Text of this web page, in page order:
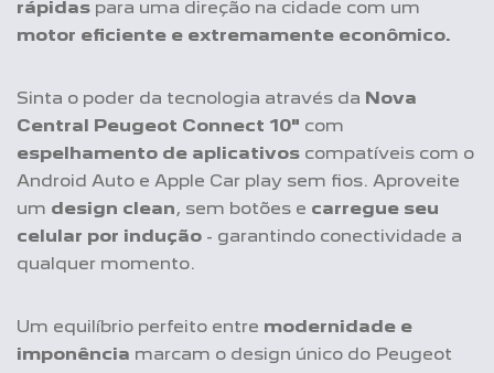
umdesign clean, sem botões ecarregue seu
celular por indução- garantindo conectividade a
Um equilíbrio perfeito entre modernidade e
imponênciamarcam o design único do Peugeot
208. O detalhe dologo Styleno exterior do carro e
seuacabamento modernoconferem um visual
chamativo na traseira, enquanto sua cor cinza
artense e anova grade Dark Chrome